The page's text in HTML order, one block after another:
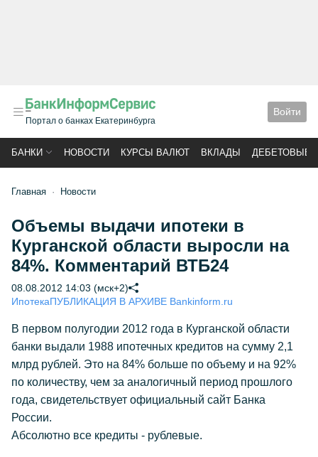
Портал о банках Екатеринбурга
Войти
БАНКИ НОВОСТИ КУРСЫ ВАЛЮТ ВКЛАДЫ ДЕБЕТОВЫЕ
Главная Новости
Объемы выдачи ипотеки в
Курганской области выросли на
84%. Комментарий ВТБ24
08.08.2012 14:03 (мск+2)
ИпотекаПУБЛИКАЦИЯ В АРХИВЕ Bankinform.ru
В первом полугодии 2012 года в Курганской области
банки выдали 1988 ипотечных кредитов на сумму 2,1
млрд рублей. Это на 84% больше по объему и на 92%
по количеству, чем за аналогичный период прошлого
года, свидетельствует официальный сайт Банка
России.
Абсолютно все кредиты - рублевые.